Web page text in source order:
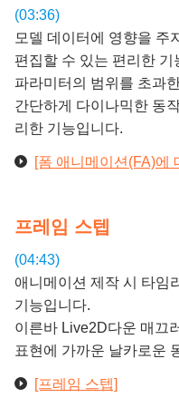
(03:36)
모델 데이터에 영향을 주
편집할 수 있는 편리한 기
파라미터의 범위를 초과
간단하게 다이나믹한 동
리한 기능입니다.
[폼 애니메이션(FA)에
프레임 스텝
(04:43)
애니메이션 제작 시 타임
기능입니다.
이른바 Live2D다운 매끄
표현에 가까운 날카로운
[프레임 스텝]